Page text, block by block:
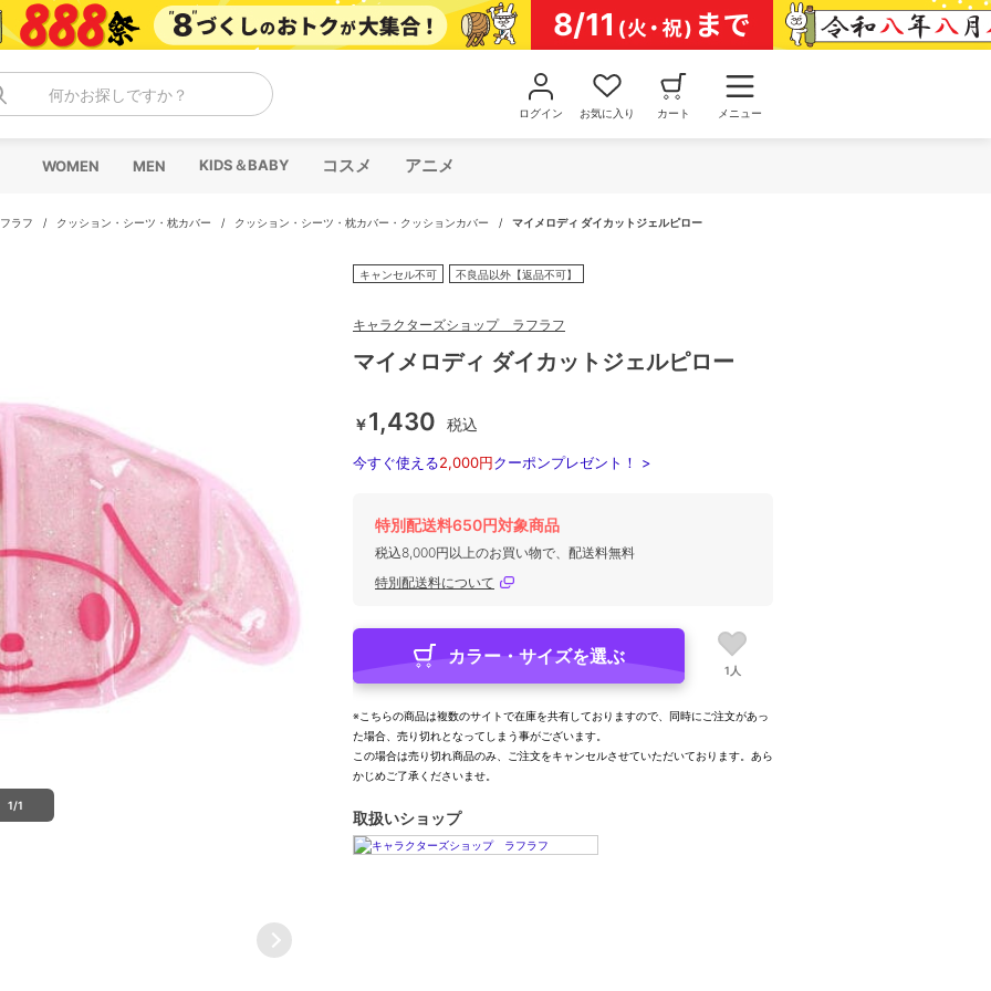
何かお探しですか？
ログイン お気に入り カート メニュー
WOMEN MEN KIDS＆BABY コスメ アニメ
ラフ / クッション・シーツ・枕カバー / クッション・シーツ・枕カバー・クッションカバー / マイメロディ ダイカットジェルピロー
1/1
キャンセル不可 不良品以外【返品不可】
キャラクターズショップ ラフラフ
マイメロディ ダイカットジェルピロー
￥1,430 税込
今すぐ使える2,000円クーポンプレゼント！ >
特別配送料650円対象商品
税込8,000円以上のお買い物で、配送料無料
特別配送料について
カラー・サイズを選ぶ
1人
※こちらの商品は複数のサイトで在庫を共有しておりますので、同時にご注文があっ
た場合、売り切れとなってしまう事がございます。
この場合は売り切れ商品のみ、ご注文をキャンセルさせていただいております。あら
かじめご了承くださいませ。
取扱いショップ